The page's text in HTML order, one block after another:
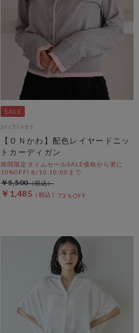
archives
【ＯＮかわ】配色レイヤードニッ
トカーディガン
期間限定タイムセールSALE価格から更に
10%OFF! 8/10 10:00まで
￥1,485 73％OFF
￥5,500